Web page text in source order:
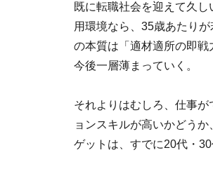
既に転職社会を迎えて久
用環境なら、35歳あたり
の本質は「適材適所の即戦
今後一層薄まっていく。
それよりはむしろ、仕事
ョンスキルが高いかどう
ゲットは、すでに20代・